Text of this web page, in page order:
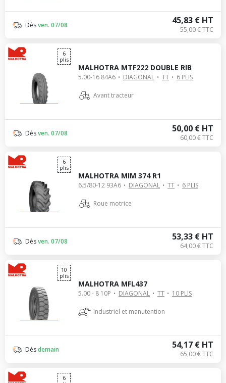
45,83 € HT
55,00 € TTC
Dèsven. 07/08
6
plis
MALHOTRA MTF222 DOUBLE RIB
5.00-16 84A6 DIAGONAL TT 6 PLIS
Avant tracteur
50,00 € HT
60,00 € TTC
Dèsven. 07/08
6
plis
MALHOTRA MIM 374 R1
6.5/80-12 93A6 DIAGONAL TT 6 PLIS
Roue motrice
53,33 € HT
64,00 € TTC
Dèsven. 07/08
10
plis
MALHOTRA MFL437
5.00 - 8 10P DIAGONAL TT 10 PLIS
Industriel et manutention
54,17 € HT
65,00 € TTC
Dèsdemain
6